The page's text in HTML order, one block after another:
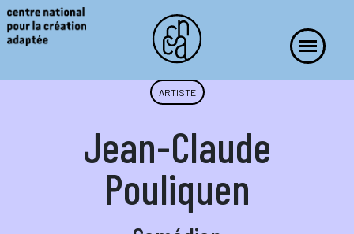
ARTISTE
Jean-Claude
Pouliquen